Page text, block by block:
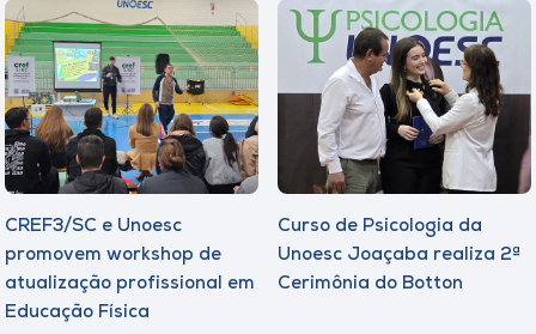
CREF3/SC e Unoesc
promovem workshop de
atualização profissional em
Educação Física
Curso de Psicologia da
Unoesc Joaçaba realiza 2ª
Cerimônia do Botton